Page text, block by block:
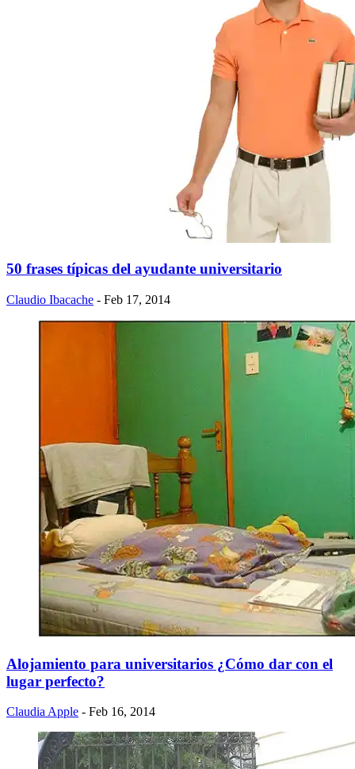
50 frases típicas del ayudante universitario
Claudio Ibacache - Feb 17, 2014
Alojamiento para universitarios ¿Cómo dar con el
lugar perfecto?
Claudia Apple - Feb 16, 2014